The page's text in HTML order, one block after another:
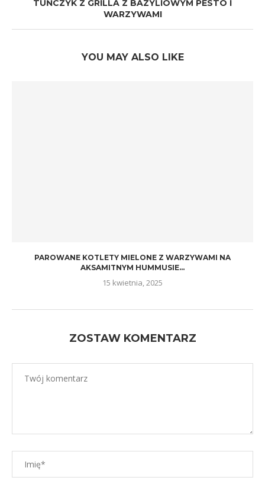
TUŃCZYK Z GRILLA Z BAZYLIOWYM PESTO I
WARZYWAMI
YOU MAY ALSO LIKE
PAROWANE KOTLETY MIELONE Z WARZYWAMI NA
AKSAMITNYM HUMMUSIE...
15 kwietnia, 2025
ZOSTAW KOMENTARZ